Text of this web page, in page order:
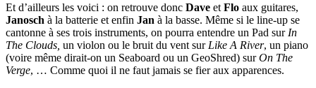
Et d’ailleurs les voici : on retrouve donc Dave et Flo aux guitares,
Janosch à la batterie et enfin Jan à la basse. Même si le line-up se
cantonne à ses trois instruments, on pourra entendre un Pad sur In
The Clouds, un violon ou le bruit du vent sur Like A River, un piano
(voire même dirait-on un Seaboard ou un GeoShred) surOn The
Verge, … Comme quoi il ne faut jamais se fier aux apparences.